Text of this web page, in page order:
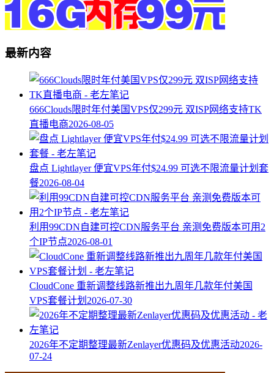
最新内容
666Clouds限时年付美国VPS仅299元 双ISP网络支持TK
直播电商2026-08-05
盘点 Lightlayer 便宜VPS年付$24.99 可选不限流量计划套
餐2026-08-04
利用99CDN自建可控CDN服务平台 亲测免费版本可用2
个IP节点2026-08-01
CloudCone 重新调整线路新推出九周年几款年付美国
VPS套餐计划 2026-07-30
2026年不定期整理最新Zenlayer优惠码及优惠活动2026-
07-24